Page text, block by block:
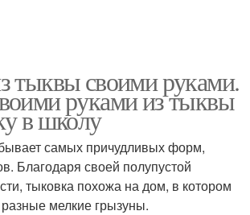
тыквы своими руками.
руками из тыквы
в школу
самых причудливых форм,
Благодаря своей полупустой
тыковка похожа на дом, в котором
мелкие грызуны.